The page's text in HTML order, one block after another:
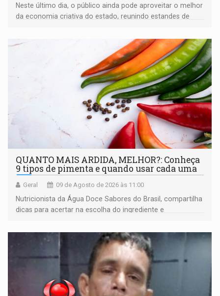
Neste último dia, o público ainda pode aproveitar o melhor
da economia criativa do estado, reunindo estandes de
QUANTO MAIS ARDIDA, MELHOR?: Conheça
9 tipos de pimenta e quando usar cada uma
Geral 09 de Agosto de 2026 às 11:00
Nutricionista da Água Doce Sabores do Brasil, compartilha
dicas para acertar na escolha do ingrediente e